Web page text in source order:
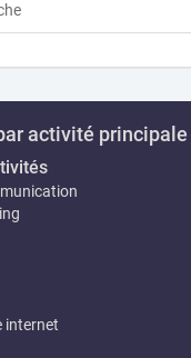
activité principale
internet